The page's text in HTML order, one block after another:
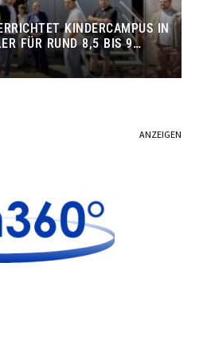
KINDERCAMPUS IN
FÜR RUND 8,5 BIS 9
ANZEIGEN